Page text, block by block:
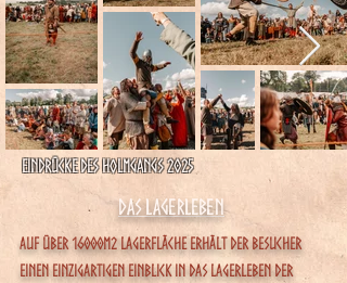
Eindrücke des Holmgangs 2025
Das Lagerleben
Auf über 16000M2 Lagerfläche erhält der Besucher
einen einzigartigen Einblick in das Lagerleben der